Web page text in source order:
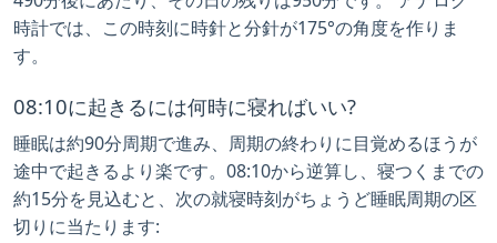
時計では、この時刻に時針と分針が175°の角度を作りま
す。
08:10に起きるには何時に寝ればいい?
睡眠は約90分周期で進み、周期の終わりに目覚めるほうが
途中で起きるより楽です。08:10から逆算し、寝つくまでの
約15分を見込むと、次の就寝時刻がちょうど睡眠周期の区
切りに当たります: